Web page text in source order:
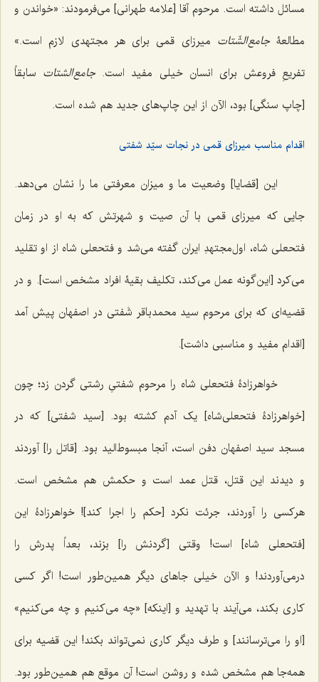
مسائل داشته است. مرحوم آقا [علامه طهرانی] می‌فرمودند: «خواندن و
مطالعۀجامع‌الشّتات میرزای قمی ‌برای هر مجتهدی لازم است.»
تفریعِ فروعش برای انسان خیلی مفید است.جامع‌الشتات سابقاً
[چاپ سنگی] بود، الآن از این چاپ‌های جدید هم شده است.
اقدام مناسب میرزای قمی در نجات سیّد شفتی
این [قضایا] وضعیت ما و میزان معرفتی ما را نشان می‌دهد.
جایی که میرزای قمی با آن صیت و شهرتش که به او در زمان
فتحعلی شاه، اول‌مجتهدِ ایران گفته می‌شد و فتحعلی شاه از او تقلید
می‌کرد [این‌گونه عمل می‌کند، تکلیف بقیۀ افراد مشخص است]. و در
قضیه‌ای که برای مرحوم سید محمدباقر شَفتی در اصفهان پیش آمد
[اقدام مفید و مناسبی داشت].
خواهرزادۀ فتحعلی شاه را مرحوم شفتیِ رشتی گردن زد؛ چون
[خواهرزادۀ فتحعلی‌شاه] یک آدم کشته بود. [سید شفتی] که در
مسجد سید اصفهان دفن است، آنجا مبسوط‌الید بود. [قاتل را] آوردند
و دیدند این قتل، قتل عمد است و حکمش هم مشخص است.
هرکسی را آوردند، جرئت نکرد [حکم را اجرا کند]! خواهرزادۀ این
[فتحعلی شاه] است! وقتی [گردنش را] بزند، بعداً پدرش را
درمی‌آوردند! و الآن خیلی جاهای دیگر همین‌طور است! اگر کسی
کاری بکند، می‌آیند با تهدید و [اینکه] «چه می‌کنیم و چه می‌کنیم»
[او را می‌ترسانند] و طرف دیگر کاری نمی‌تواند بکند! این قضیه برای
همه‌جا هم مشخص شده و روشن است! آن موقع هم همین‌طور بود.